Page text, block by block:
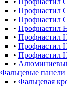
Профнастил
Профнастил
Профнастил
Профнастил
Профнастил
Профнастил
Профнастил
Фальцевые панели
Фальцевая